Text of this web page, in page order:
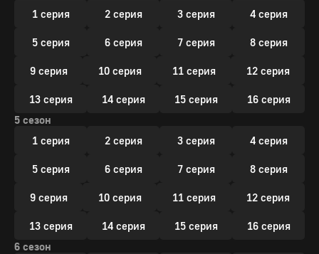
1 серия
2 серия 3 серия 4 серия
5 серия 6 серия 7 серия 8 серия
9 серия 10 серия 11 серия 12 серия
13 серия 14 серия 15 серия
16 серия
5 сезон
1 серия
2 серия 3 серия 4 серия
5 серия 6 серия 7 серия 8 серия
9 серия 10 серия 11 серия 12 серия
13 серия 14 серия 15 серия
16 серия
6 сезон